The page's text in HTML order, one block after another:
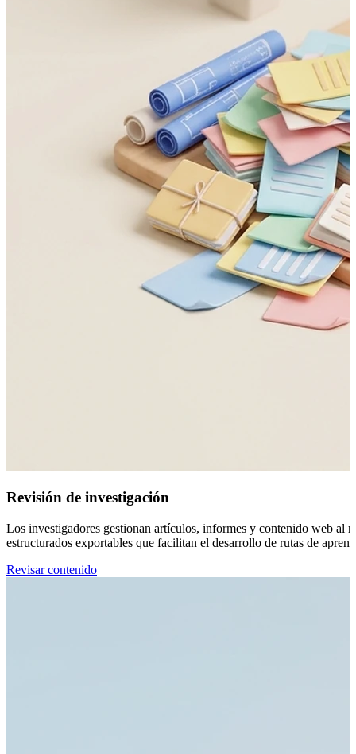
Revisión de investigación
Los investigadores gestionan artículos, informes y contenido web al
estructurados exportables que facilitan el desarrollo de rutas de
Revisar contenido